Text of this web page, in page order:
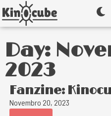
Day:
2023
Fanzine:
Novembro 20, 2023